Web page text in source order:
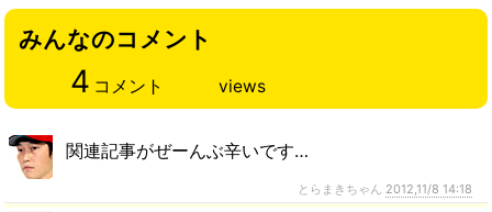
みんなのコメント
4 コメント views
関連記事がぜーんぶ辛いです…
とらまきちゃん 2012,11/8 14:18